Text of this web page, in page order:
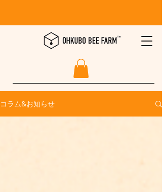
コラム&お知らせ